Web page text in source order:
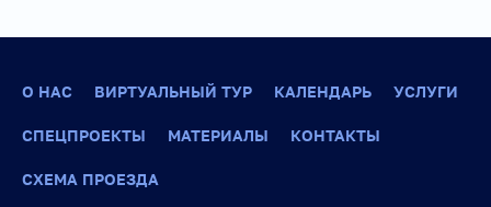
О НАС ВИРТУАЛЬНЫЙ ТУР КАЛЕНДАРЬ УСЛУГИ
СПЕЦПРОЕКТЫ МАТЕРИАЛЫ КОНТАКТЫ
СХЕМА ПРОЕЗДА